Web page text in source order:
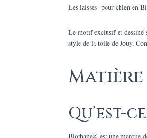
Les laisses pour chien en
Le motif exclusif et dessiné
style de la toile de Jouy.
Matière
Qu’est-
Biothane® est une marque